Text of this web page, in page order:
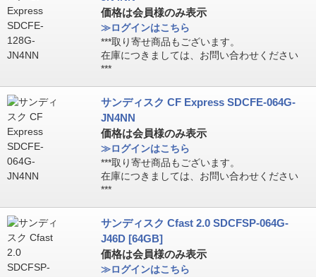
価格は会員様のみ表示
≫ログインはこちら
***取り寄せ商品もございます。
在庫につきましては、お問い合わせください
***
サンディスク CF Express SDCFE-064G-
JN4NN
価格は会員様のみ表示
≫ログインはこちら
***取り寄せ商品もございます。
在庫につきましては、お問い合わせください
***
サンディスク Cfast 2.0 SDCFSP-064G-
J46D [64GB]
価格は会員様のみ表示
≫ログインはこちら